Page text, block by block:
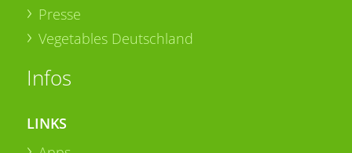
Presse
Vegetables Deutschland
Infos
LINKS